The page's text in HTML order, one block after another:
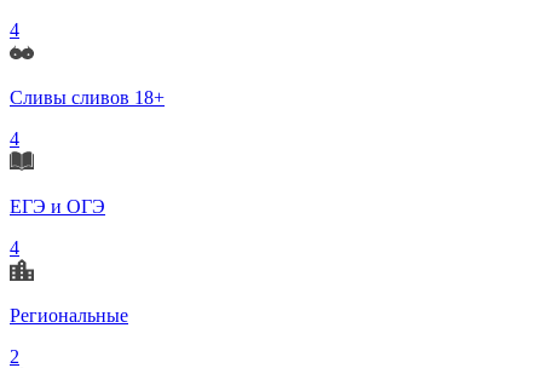
4
Сливы сливов 18+
4
ЕГЭ и ОГЭ
4
Региональные
2